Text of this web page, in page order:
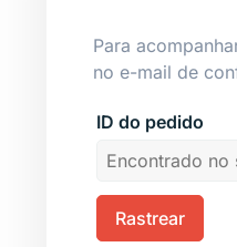
Para
no e-mail de
ID do pedido
Rastrear